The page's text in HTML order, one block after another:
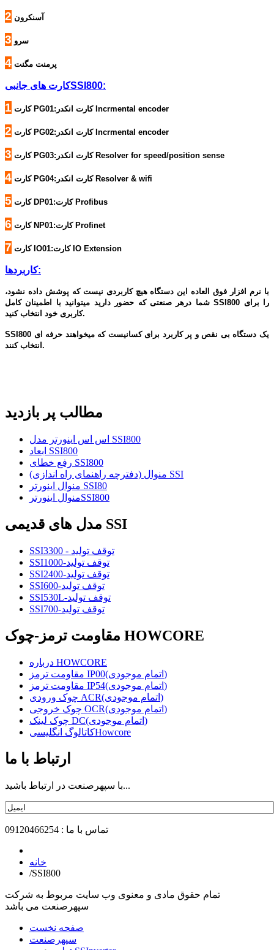
2 آسنکرون
3 سرو
4 پرمنت مگنت
کارت های جانبیSSI800:
1 کارت PG01:کارت انکدر Incrmental encoder
2 کارت PG02:کارت انکدر Incrmental encoder
3 کارت PG03:کارت انکدر Resolver for speed/position sense
4 کارت PG04:کارت انکدر Resolver & wifi
5 کارت DP01:کارت Profibus
6 کارت NP01:کارت Profinet
7 کارت IO01:کارت IO Extension
کاربردها:
با نرم افزار فوق العاده این دستگاه هیچ کاربردی نیست که پوشش داده نشود،
شما درهر صنعتی که حضور دارید میتوانید با اطمینان کامل SSI800 را برای
کاربری خود انتخاب کنید.
SSI800 یک دستگاه بی نقص و پر کاربرد برای کسانیست که میخواهند حرفه ای
انتخاب کنند.
مطالب پر بازدید
اس اس اینورتر مدل SSI800
ابعاد SSI800
رفع خطای SSI800
منوال (دفترچه راهنمای راه اندازی) SSI
منوال اینورتر SSI80
منوال اینورترSSI800
مدل های قدیمی SSI
SSI3300 - توقف تولید
SSI1000-توقف تولید
SSI2400-توقف تولید
SSI600-توقف تولید
SSI530L-توقف تولید
SSI700-توقف تولید
مقاومت ترمز-چوک HOWCORE
درباره HOWCORE
مقاومت ترمز IP00(اتمام موجودی)
مقاومت ترمز IP54(اتمام موجودی)
چوک ورودی ACR(اتمام موجودی)
چوک خروجی OCR(اتمام موجودی)
چوک لینک DC(اتمام موجودی)
کاتالوگ انگلیسیHowcore
ارتباط با ما
با سپهرصنعت در ارتباط باشید...
تماس با ما : 09120466254
خانه
/SSI800
تمام حقوق مادی و معنوی وب سایت مربوط به شرکت
سپهرصنعت می باشد
صفحه نخست
سپهرصنعت